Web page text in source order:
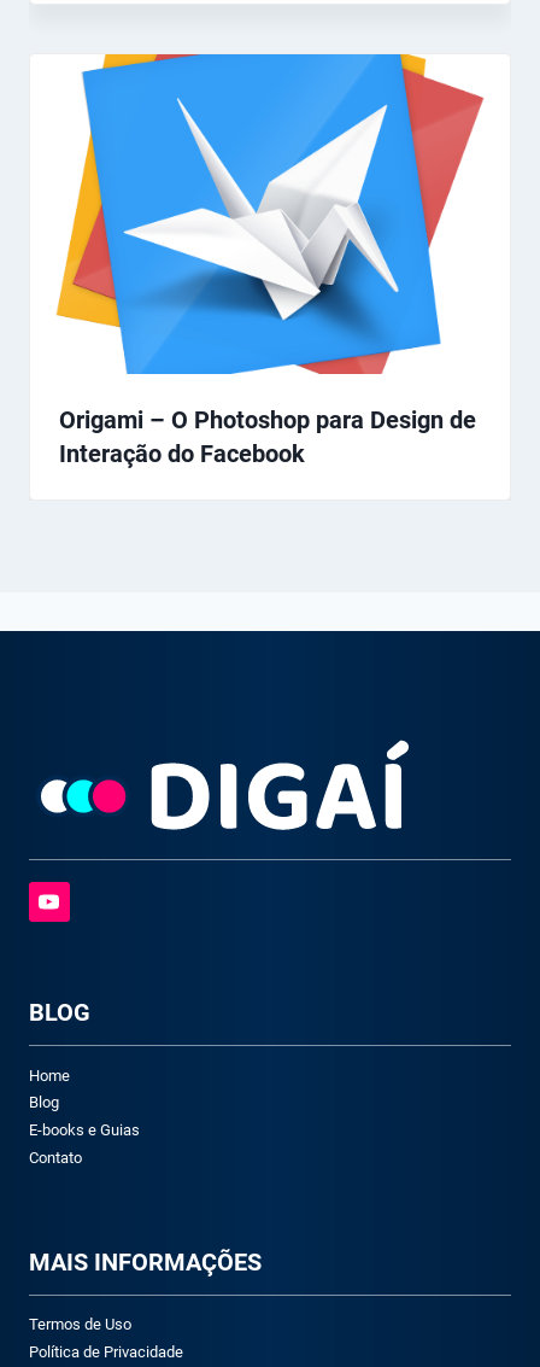
Origami – O Photoshop para Design de
Interação do Facebook
BLOG
Home
Blog
E-books e Guias
Contato
MAIS INFORMAÇÕES
Termos de Uso
Política de Privacidade